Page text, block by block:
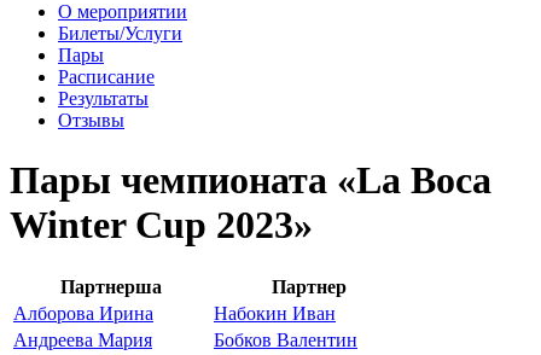
О мероприятии
Билеты/Услуги
Пары
Расписание
Результаты
Отзывы
Пары чемпионата «La Boca
Winter Cup 2023»
Партнерша
Партнер
Алборова Ирина
Набокин Иван
Андреева Мария
Бобков Валентин